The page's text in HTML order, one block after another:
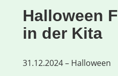
Halloween
in der Kita
31.12.2024 – Halloween